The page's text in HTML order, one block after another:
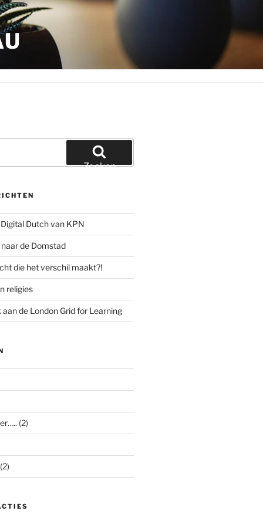
Zoeken
Dutch van KPN
de Domstad
die het verschil maakt?!
religies
de London Grid for Learning
(2)